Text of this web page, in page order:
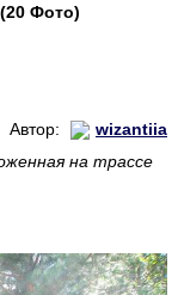
Фото)
Автор:
wizantiia
на трассе